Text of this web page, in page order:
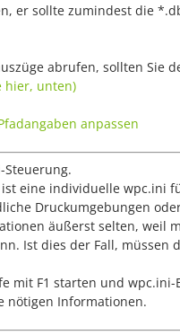
er sollte zumindest die
abrufen, sollten Sie
hier, unten)
anpassen
eine individuelle wpc.ini
Druckumgebungen
äußerst selten, weil
Ist dies der Fall, müssen
mit F1 starten und
nötigen Informationen.